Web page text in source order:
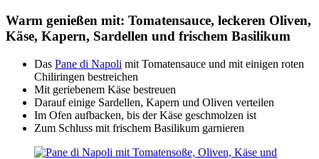
Warm genießen mit: Tomatensauce, leckeren Oliven,
Käse, Kapern, Sardellen und frischem Basilikum
Das Pane di Napoli mit Tomatensauce und mit einigen roten
Chiliringen bestreichen
Mit geriebenem Käse bestreuen
Darauf einige Sardellen, Kapern und Oliven verteilen
Im Ofen aufbacken, bis der Käse geschmolzen ist
Zum Schluss mit frischem Basilikum garnieren